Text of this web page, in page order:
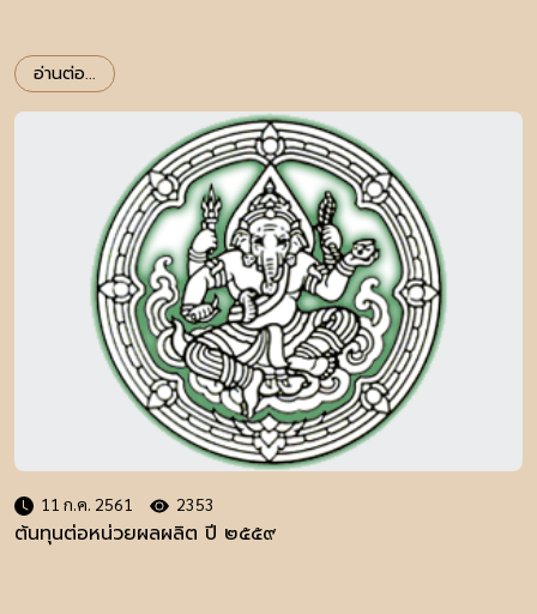
อ่านต่อ...
11 ก.ค. 2561 2353
ต้นทุนต่อหน่วยผลผลิต ปี ๒๕๕๙